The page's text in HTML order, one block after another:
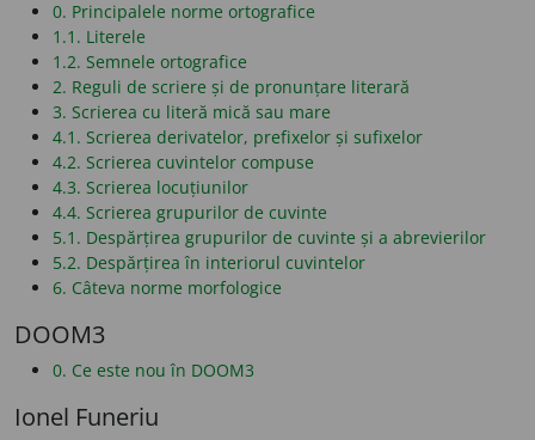
0. Principalele norme ortografice
1.1. Literele
1.2. Semnele ortografice
2. Reguli de scriere și de pronunțare literară
3. Scrierea cu literă mică sau mare
4.1. Scrierea derivatelor, prefixelor și sufixelor
4.2. Scrierea cuvintelor compuse
4.3. Scrierea locuțiunilor
4.4. Scrierea grupurilor de cuvinte
5.1. Despărțirea grupurilor de cuvinte și a abrevierilor
5.2. Despărțirea în interiorul cuvintelor
6. Câteva norme morfologice
DOOM3
0. Ce este nou în DOOM3
Ionel Funeriu